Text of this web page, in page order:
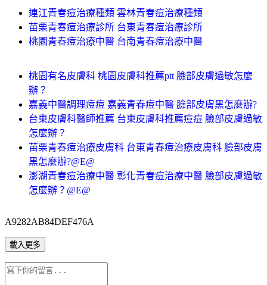
連江青春痘治療種類 雲林青春痘治療種類
苗栗青春痘治療診所 台東青春痘治療診所
桃園青春痘治療中醫 台南青春痘治療中醫
桃園有名皮膚科 桃園皮膚科推薦ptt 臉部皮膚過敏怎麼
辦？
嘉義中醫調理痘痘 嘉義青春痘中醫 臉部皮膚黑怎麼辦?
台東皮膚科醫師推薦 台東皮膚科推薦痘痘 臉部皮膚過敏
怎麼辦？
苗栗青春痘治療皮膚科 台東青春痘治療皮膚科 臉部皮膚
黑怎麼辦?@E@
澎湖青春痘治療中醫 彰化青春痘治療中醫 臉部皮膚過敏
怎麼辦？@E@
A9282AB84DEF476A
載入更多